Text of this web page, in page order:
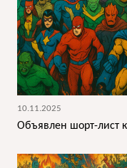
10.11.2025
Объявлен шорт-лист